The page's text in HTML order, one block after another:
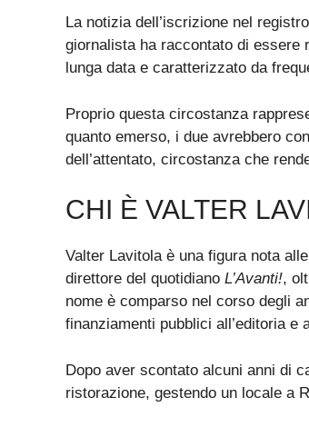
La notizia dell’iscrizione nel
giornalista ha raccontato di essere
lunga data e caratterizzato da
Proprio questa circostanza
quanto emerso, i due avrebbero
dell’attentato, circostanza che
CHI È VALTER
Valter Lavitola è una figura nota
direttore del quotidiano L’Avanti!,
nome è comparso nel corso degli
finanziamenti pubblici all’editoria
Dopo aver scontato alcuni anni di
ristorazione, gestendo un locale a